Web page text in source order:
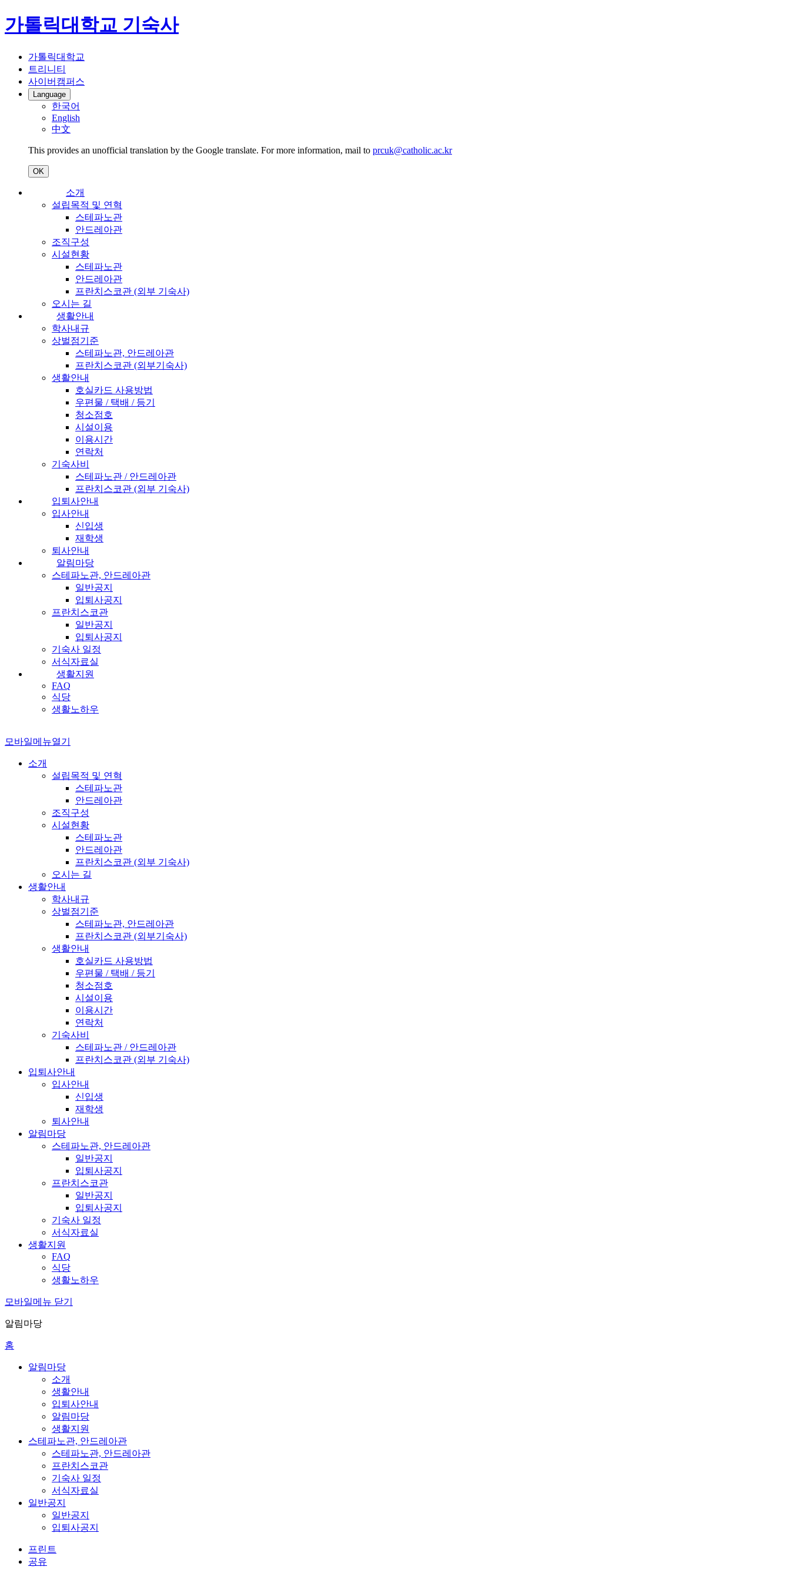
가톨릭대학교 기숙사
가톨릭대학교
트리니티
사이버캠퍼스
Language
한국어
English
中文
This provides an unofficial translation by the Google translate. For more information, mail to prcuk@catholic.ac.kr
OK
소개
설립목적 및 연혁
스테파노관
안드레아관
조직구성
시설현황
스테파노관
안드레아관
프란치스코관 (외부 기숙사)
오시는 길
생활안내
학사내규
상벌점기준
스테파노관, 안드레아관
프란치스코관 (외부기숙사)
생활안내
호실카드 사용방법
우편물 / 택배 / 등기
청소점호
시설이용
이용시간
연락처
기숙사비
스테파노관 / 안드레아관
프란치스코관 (외부 기숙사)
입퇴사안내
입사안내
신입생
재학생
퇴사안내
알림마당
스테파노관, 안드레아관
일반공지
입퇴사공지
프란치스코관
일반공지
입퇴사공지
기숙사 일정
서식자료실
생활지원
FAQ
식당
생활노하우
모바일메뉴열기
소개
설립목적 및 연혁
스테파노관
안드레아관
조직구성
시설현황
스테파노관
안드레아관
프란치스코관 (외부 기숙사)
오시는 길
생활안내
학사내규
상벌점기준
스테파노관, 안드레아관
프란치스코관 (외부기숙사)
생활안내
호실카드 사용방법
우편물 / 택배 / 등기
청소점호
시설이용
이용시간
연락처
기숙사비
스테파노관 / 안드레아관
프란치스코관 (외부 기숙사)
입퇴사안내
입사안내
신입생
재학생
퇴사안내
알림마당
스테파노관, 안드레아관
일반공지
입퇴사공지
프란치스코관
일반공지
입퇴사공지
기숙사 일정
서식자료실
생활지원
FAQ
식당
생활노하우
모바일메뉴 닫기
알림마당
홈
알림마당
소개
생활안내
입퇴사안내
알림마당
생활지원
스테파노관, 안드레아관
스테파노관, 안드레아관
프란치스코관
기숙사 일정
서식자료실
일반공지
일반공지
입퇴사공지
프린트
공유